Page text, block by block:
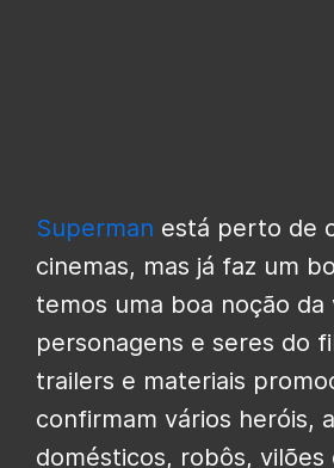
Superman está perto de
cinemas, mas já faz um
temos uma boa noção da
personagens e seres do
trailers e materiais
confirmam vários heróis,
domésticos, robôs, vilões